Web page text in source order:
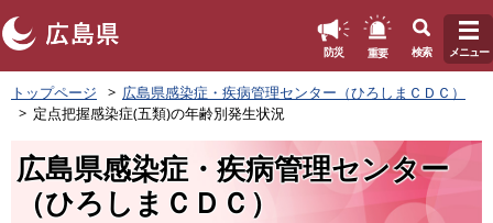
ペ
ー
防災 重要 検索 メニュー
トップページ
広島県感染症・疾病管理センター（ひろしまＣＤＣ）
定点把握感染症(五類)の年齢別発生状況
広島県感染症・疾病管理センター
（ひろしまＣＤＣ）